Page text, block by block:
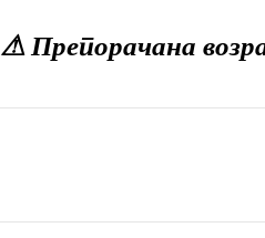
⚠ Препорачана